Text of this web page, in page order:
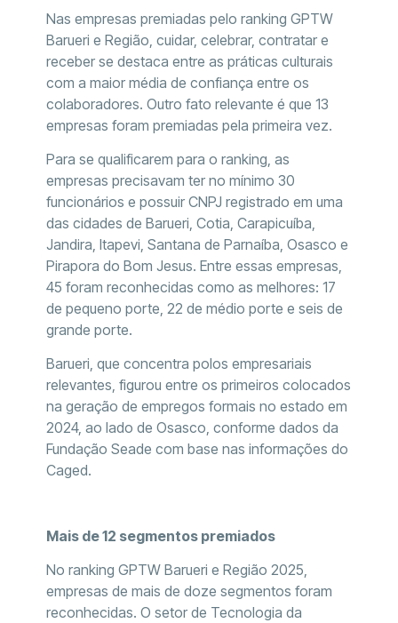
Nas empresas premiadas pelo ranking GPTW
Barueri e Região, cuidar, celebrar, contratar e
receber se destaca entre as práticas culturais
com a maior média de confiança entre os
colaboradores. Outro fato relevante é que 13
empresas foram premiadas pela primeira vez.
Para se qualificarem para o ranking, as
empresas precisavam ter no mínimo 30
funcionários e possuir CNPJ registrado em uma
das cidades de Barueri, Cotia, Carapicuíba,
Jandira, Itapevi, Santana de Parnaíba, Osasco e
Pirapora do Bom Jesus. Entre essas empresas,
45 foram reconhecidas como as melhores: 17
de pequeno porte, 22 de médio porte e seis de
grande porte.
Barueri, que concentra polos empresariais
relevantes, figurou entre os primeiros colocados
na geração de empregos formais no estado em
2024, ao lado de Osasco, conforme dados da
Fundação Seade com base nas informações do
Caged.
Mais de 12 segmentos premiados
No ranking GPTW Barueri e Região 2025,
empresas de mais de doze segmentos foram
reconhecidas. O setor de Tecnologia da